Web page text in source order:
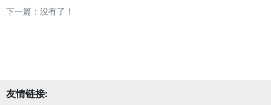
下一篇：没有了！
友情链接: